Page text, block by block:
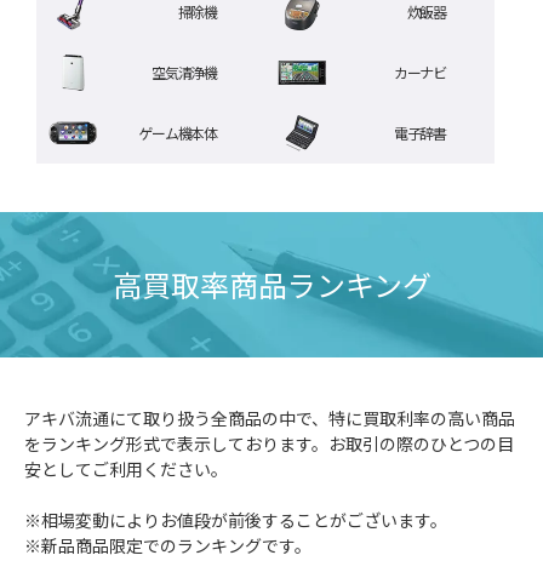
掃除機 炊飯器
空気清浄機 カーナビ
ゲーム機本体 電子辞書
高買取率商品ランキング
アキバ流通にて取り扱う全商品の中で、特に買取利率の高い商品
をランキング形式で表示しております。お取引の際のひとつの目
安としてご利用ください。
※相場変動によりお値段が前後することがございます。
※新品商品限定でのランキングです。